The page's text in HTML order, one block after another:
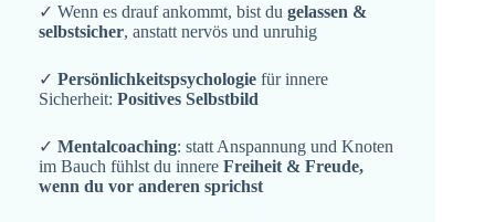
✓ Wenn es drauf ankommt, bist du gelassen &
selbstsicher, anstatt nervös und unruhig
✓ Persönlichkeitspsychologie für innere
Sicherheit: Positives Selbstbild
✓ Mentalcoaching: statt Anspannung und Knoten
im Bauch fühlst du innere Freiheit & Freude,
wenn du vor anderen sprichst